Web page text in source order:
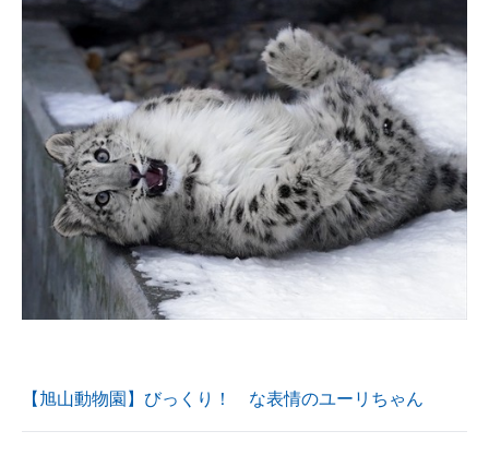
ITの今と未来を見通す
スマホと通信の最新トレンド
進化するPCとデバイスの未来
好きが集まる 比べて選べる
ビジネスと働き方のヒント
AI活用のいまが分かる
企業ITのトレンドを詳説
マーケ×ITの今がよく分かる
【旭山動物園】びっくり！ な表情のユーリちゃん